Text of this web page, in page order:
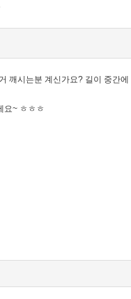
깨시는분 계신가요? 길이 중간
요~ ㅎㅎㅎ